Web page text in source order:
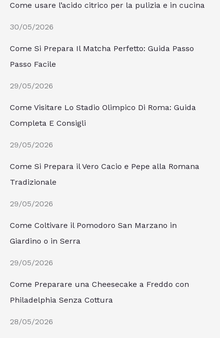
Come usare l’acido citrico per la pulizia e in cucina
30/05/2026
Come Si Prepara Il Matcha Perfetto: Guida Passo
Passo Facile
29/05/2026
Come Visitare Lo Stadio Olimpico Di Roma: Guida
Completa E Consigli
29/05/2026
Come Si Prepara il Vero Cacio e Pepe alla Romana
Tradizionale
29/05/2026
Come Coltivare il Pomodoro San Marzano in
Giardino o in Serra
29/05/2026
Come Preparare una Cheesecake a Freddo con
Philadelphia Senza Cottura
28/05/2026